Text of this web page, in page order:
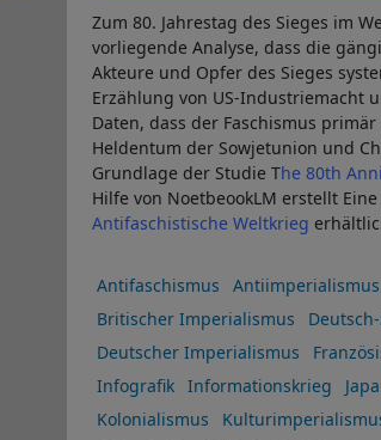
Zum 80. Jahrestag des Sieges im
vorliegende Analyse, dass die
Akteure und Opfer des Sieges
Erzählung von US-Industriemacht
Daten, dass der Faschismus
Heldentum der Sowjetunion und
Grundlage der Studie The 80th
Hilfe von NoetbeookLM erstellt
Antifaschistische Weltkrieg
Antifaschismus Antiimperialismus
Britischer Imperialismus
Deutscher Imperialismus
Infografik
Informationskrieg
Kolonialismus